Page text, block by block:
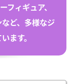
フィギュア、
など、多様なジ
ます。